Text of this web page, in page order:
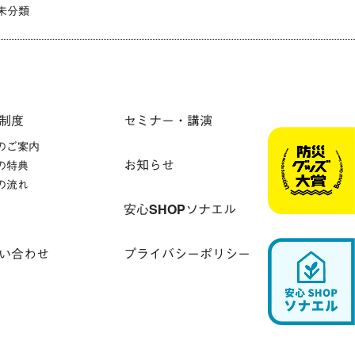
分類
度
ご案内
特典
流れ
セミナー・講演
お知らせ
安心SHOPソナエル
合わせ プライバシーポリシー